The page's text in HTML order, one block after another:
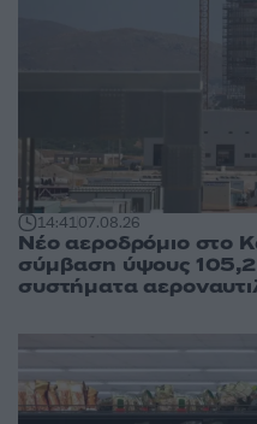
14:4107.08.26
Νέο αεροδρόμιο στο
σύμβαση ύψους 105,2
συστήματα